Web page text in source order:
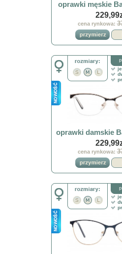
oprawki męskie
cena rynkowa:
oprawki damskie
cena rynkowa: